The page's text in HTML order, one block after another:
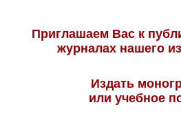
Приглашаем Вас к
журналах нашего
Издать
или учебное